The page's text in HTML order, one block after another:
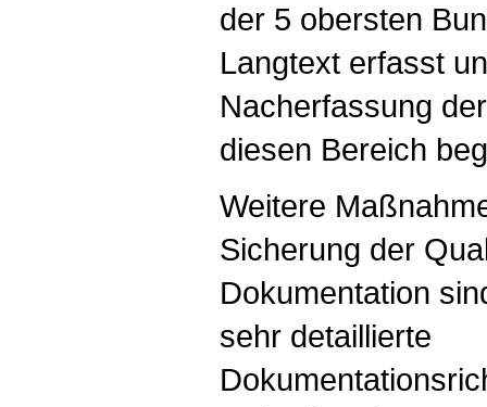
der 5 obersten
Langtext erfasst
Nacherfassung
diesen Bereich
Weitere
Sicherung der
Dokumentation
sehr detaillierte